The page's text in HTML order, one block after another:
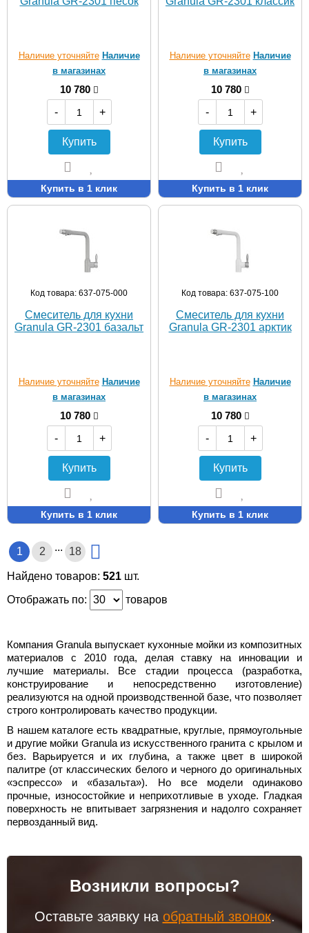
Наличие уточняйте Наличие
в магазинах
10 780
-
+
Купить
Купить в 1 клик
Наличие уточняйте Наличие
в магазинах
10 780
-
+
Купить
Купить в 1 клик
Код товара: 637-075-000
Смеситель для кухни
Granula GR-2301 базальт
Наличие уточняйте Наличие
в магазинах
10 780
-
+
Купить
Купить в 1 клик
Код товара: 637-075-100
Смеситель для кухни
Granula GR-2301 арктик
Наличие уточняйте Наличие
в магазинах
10 780
-
+
Купить
Купить в 1 клик
1 2 ... 18
Найдено товаров: 521 шт.
Отображать по:
товаров
Компания Granula выпускает кухонные мойки из композитных
материалов с 2010 года, делая ставку на инновации и
лучшие материалы. Все стадии процесса (разработка,
конструирование и непосредственно изготовление)
реализуются на одной производственной базе, что позволяет
строго контролировать качество продукции.
В нашем каталоге есть квадратные, круглые, прямоугольные
и другие мойки Granula из искусственного гранита с крылом и
без. Варьируется и их глубина, а также цвет в широкой
палитре (от классических белого и черного до оригинальных
«эспрессо» и «базальта»). Но все модели одинаково
прочные, износостойкие и неприхотливые в уходе. Гладкая
поверхность не впитывает загрязнения и надолго сохраняет
первозданный вид.
Возникли вопросы?
Оставьте заявку на обратный звонок.